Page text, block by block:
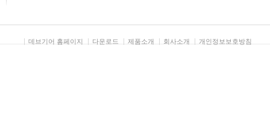
데브기어 홈페이지 다운로드 제품소개 회사소개 개인정보보호방침